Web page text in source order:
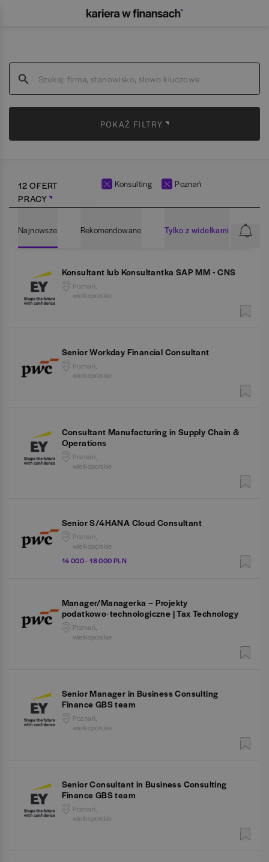
POKAŻ FILTRY
12 OFERT
PRACY
Konsulting Poznań
Najnowsze Rekomendowane Tylko z widełkami
Konsultant lub Konsultantka SAP MM - CNS
Poznań,
wielkopolskie
Senior Workday Financial Consultant
Poznań,
wielkopolskie
Consultant Manufacturing in Supply Chain &
Operations
Poznań,
wielkopolskie
Senior S/4HANA Cloud Consultant
Poznań,
wielkopolskie
14 000 - 18 000 PLN
Manager/Managerka – Projekty
podatkowo‑technologiczne | Tax Technology
Poznań,
wielkopolskie
Senior Manager in Business Consulting
Finance GBS team
Poznań,
wielkopolskie
Senior Consultant in Business Consulting
Finance GBS team
Poznań,
wielkopolskie